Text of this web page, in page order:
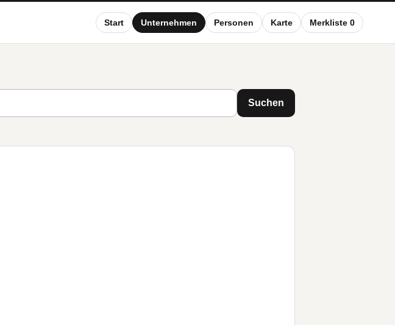
Start Unternehmen Personen Karte Merkliste 0
Suchen